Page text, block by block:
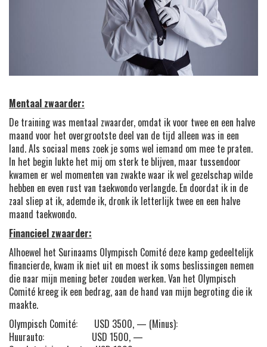
Mentaal zwaarder:
De training was mentaal zwaarder, omdat ik voor twee en een halve
maand voor het overgrootste deel van de tijd alleen was in een
land. Als sociaal mens zoek je soms wel iemand om mee te praten.
In het begin lukte het mij om sterk te blijven, maar tussendoor
kwamen er wel momenten van zwakte waar ik wel gezelschap wilde
hebben en even rust van taekwondo verlangde. En doordat ik in de
zaal sliep at ik, ademde ik, dronk ik letterlijk twee en een halve
maand taekwondo.
Financieel zwaarder:
Alhoewel het Surinaams Olympisch Comité deze kamp gedeeltelijk
financierde, kwam ik niet uit en moest ik soms beslissingen nemen
die naar mijn mening beter zouden werken. Van het Olympisch
Comité kreeg ik een bedrag, aan de hand van mijn begroting die ik
maakte.
Olympisch Comité: USD 3500, — (Minus):
Huurauto: USD 1500, —